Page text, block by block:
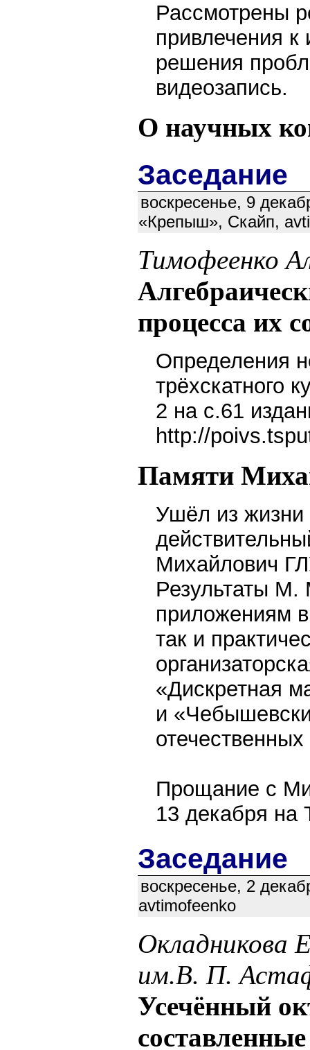
Рассмотрены
привлечения к
решения
видеозапись.
О научных
Заседание
воскресенье, 9
«Крепыш», Скайп,
Тимофеенко
процесса их
Определения
трёхскатного
2 на с.61
http://
Памяти
Ушёл из жизни
Михайлович
Результаты М.
приложениям
так и
«Дискретная
и
Прощание с
13 декабря на
Заседание
воскресенье, 2
avtimofeenko
Окладникова
им.В. П.
Усечённый